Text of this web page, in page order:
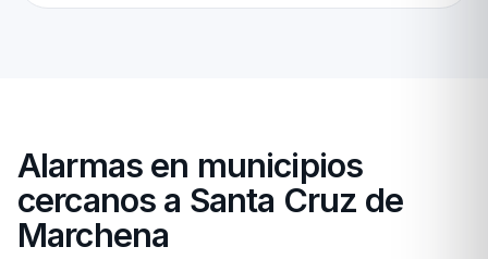
Alarmas en municipios
cercanos a Santa Cruz de
Marchena